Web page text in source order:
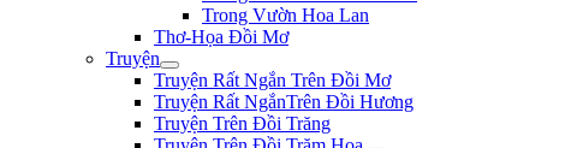
Trong Vườn Hoa Lan
Thơ-Họa Đồi Mơ
Truyện
Truyện Rất Ngắn Trên Đồi Mơ
Truyện Rất NgắnTrên Đồi Hương
Truyện Trên Đồi Trăng